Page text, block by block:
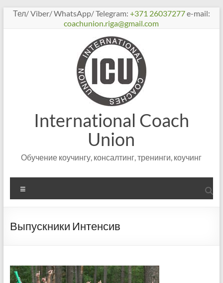
Перейти
Тел/ Viber/ WhatsApp/ Telegram: +371 26037277e-mail:
coachunion.riga@gmail.com
International Coach
Union
Обучение коучингу, консалтинг, тренинги, коучинг
Выпускники Интенсив